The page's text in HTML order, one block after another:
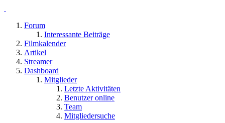
Forum
Interessante Beiträge
Filmkalender
Artikel
Streamer
Dashboard
Mitglieder
Letzte Aktivitäten
Benutzer online
Team
Mitgliedersuche